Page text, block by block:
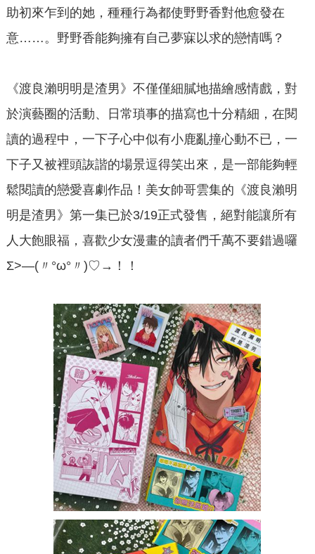
助初來乍到的她，種種行為都使野野香對他愈發在
意……。野野香能夠擁有自己夢寐以求的戀情嗎？
《渡良瀨明明是渣男》不僅僅細膩地描繪感情戲，對
於演藝圈的活動、日常瑣事的描寫也十分精細，在閱
讀的過程中，一下子心中似有小鹿亂撞心動不已，一
下子又被裡頭詼諧的場景逗得笑出來，是一部能夠輕
鬆閱讀的戀愛喜劇作品！美女帥哥雲集的《渡良瀨明
明是渣男》第一集已於3/19正式發售，絕對能讓所有
人大飽眼福，喜歡少女漫畫的讀者們千萬不要錯過囉
Σ>―(〃°ω°〃)♡→！！